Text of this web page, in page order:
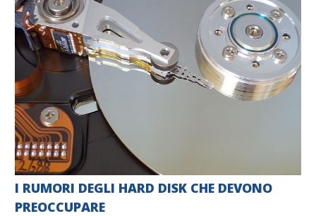
I RUMORI DEGLI HARD DISK CHE DEVONO
PREOCCUPARE